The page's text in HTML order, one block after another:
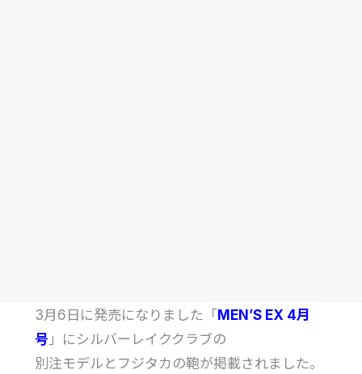
3月6日に発売になりました「MEN’S EX 4月
号」にシルバーレイククラブの
別注モデルとフジタカの鞄が掲載されました。